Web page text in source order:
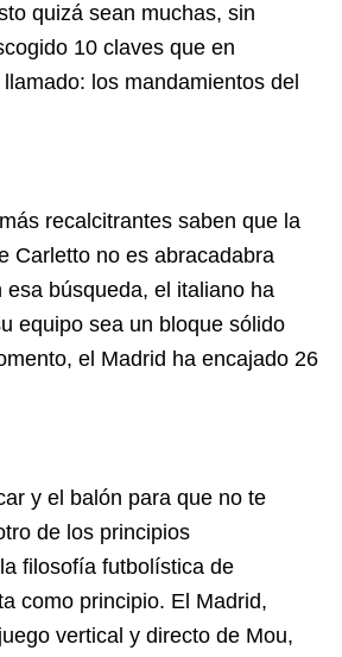
quizá sean muchas, sin
10 claves que en
llamado: los mandamientos del
recalcitrantes saben que la
Carletto no es abracadabra
esa búsqueda, el italiano ha
equipo sea un bloque sólido
el Madrid ha encajado 26
y el balón para que no te
de los principios
filosofía futbolística de
como principio. El Madrid,
vertical y directo de Mou,